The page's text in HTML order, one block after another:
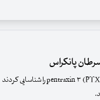
پانکراس
محققان دانشگاه کویین مری لندن پروتئینی موسوم به pentraxin ۳ (PTX۳) را شناسایی کردند